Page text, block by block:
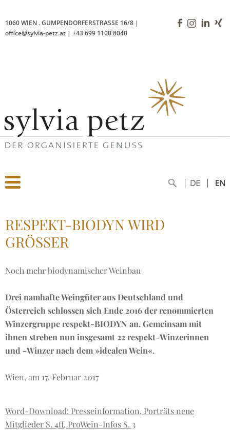
1060 WIEN .GUMPENDORFERSTRASSE 16/8 |
office@sylvia-petz.at | +43 699 1100 8040
RESPEKT-BIODYN WIRD
GRÖSSER
Noch mehr biodynamischer Weinbau
Drei namhafte Weingüter aus Deutschland und
Österreich schlossen sich Ende 2016 der renommierten
Winzergruppe respekt-BIODYN an. Gemeinsam mit
ihnen streben nun insgesamt 22 respekt-Winzerinnen
und -Winzer nach dem »idealen Wein«.
Wien, am 17. Februar 2017
Word-Download: Presseinformation, Porträts neue
Mitglieder S. 4ff, ProWein-Infos S. 3